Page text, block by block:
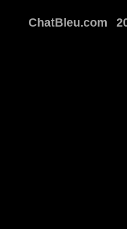
ChatBleu.com